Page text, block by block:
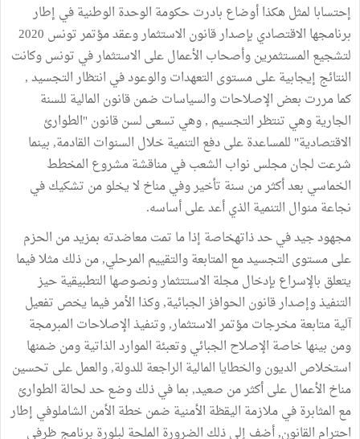
إحتسابا لمثل هكذا أوضاع بادرت حكومة الوحدة الوطنية في إطار
برنامجها الاقتصادي بإصدار قانون الاستثمار وعقد مؤتمر تونس 2020
لتشجيع المستثمرين وأصحاب الأعمال على الاستثمار في تونس وكانت
النتائج إيجابية على مستوى التعهدات والوعود في انتظار التجسيد ,
كما مررت بعض الإصلاحات والسياسات ضمن قانون المالية للسنة
الجارية وهي تنتظر التجسيم , وهي تسعى لسن قانون "الطوارئ
الاقتصادية" للمساعدة على دفع التنمية خلال السنوات القادمة, بينما
شرعت لجان مجلس نواب الشعب في مناقشة مشروع المخطط
الخماسي بعد أكثر من سنة تأخير وفي مناخ لا يخلو من تشكيك في
نجاعة منوال التنمية الذي أعد على أساسه.
مجهود جيد في حد ذاتهخاصة إذا ما تمت معاضدته بمزيد من الحزم
على مستوى التجسيد مع المتابعة والتقييم المرحلي, من ذلك مثلا فيما
يتعلق بالإسراع بإدخال مجلة الاستتثمار ونصوصها التطبيقية حيز
التنفيذ وإصدار قانون الحوافز الجبائية, وكذا الأمر فيما يخص تفعيل
آلية متابعة مخرجات مؤتمر الاستثمار, وتنفيذ الإصلاحات المبرمجة
ومن بينها خاصة الإصلاح الجبائي وتعبئة الموارد الذاتية ومن ضمنها
استخلاص الديون والخطايا المالية الراجعة للدولة, والعمل على تحسين
مناخ الأعمال على أكثر من صعيد, بما في ذلك وضع حد لحالة الطوارئ
مع المثابرة في ملازمة اليقظة الأمنية ضمن خطة الأمن الشاملوفي إطار
احترام القانون, أضف إلى ذلك الضرورة الملحة لبلورة برنامج ظرفي